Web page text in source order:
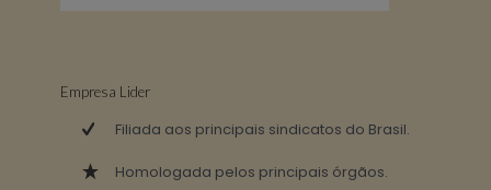
Empresa Lider
Filiada aos principais sindicatos do Brasil.
Homologada pelos principais órgãos.